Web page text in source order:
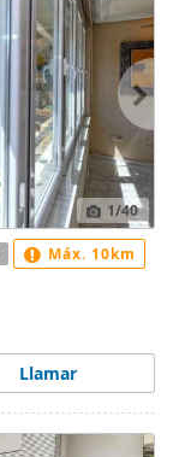
1/40
Llamar
Máx. 10km